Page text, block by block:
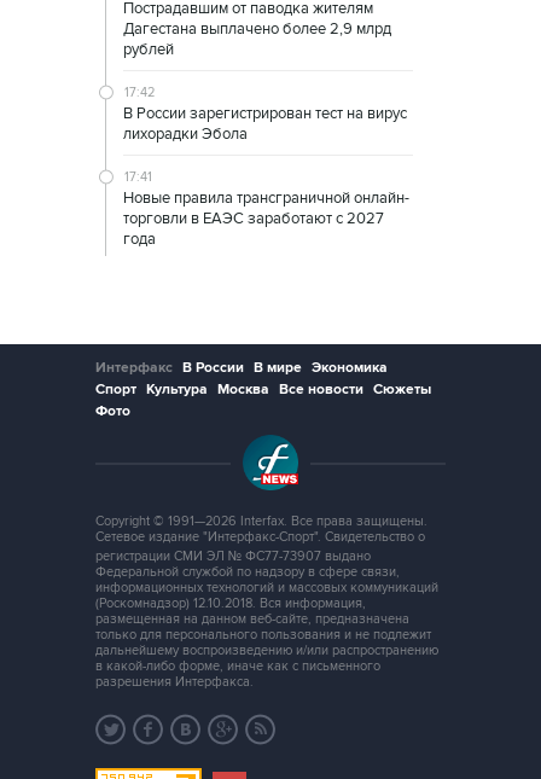
Пострадавшим от паводка жителям
Дагестана выплачено более 2,9 млрд
рублей
17:42
В России зарегистрирован тест на вирус
лихорадки Эбола
17:41
Новые правила трансграничной онлайн-
торговли в ЕАЭС заработают с 2027
года
Интерфакс В России В мире Экономика
Спорт Культура Москва Все новости Сюжеты
Фото
Copyright © 1991—2026 Interfax. Все права защищены.
Сетевое издание "Интерфакс-Спорт". Свидетельство о
регистрации СМИ ЭЛ № ФС77-73907 выдано
Федеральной службой по надзору в сфере связи,
информационных технологий и массовых коммуникаций
(Роскомнадзор) 12.10.2018. Вся информация,
размещенная на данном веб-сайте, предназначена
только для персонального пользования и не подлежит
дальнейшему воспроизведению и/или распространению
в какой-либо форме, иначе как с письменного
разрешения Интерфакса.